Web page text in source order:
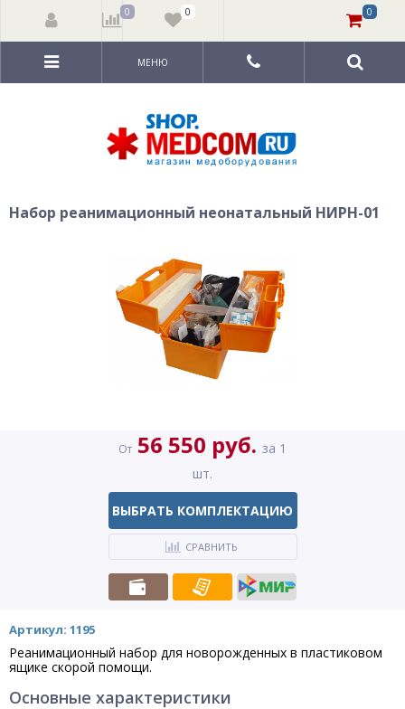
МЕНЮ
Набор реанимационный неонатальный НИРН-01
Артикул: 1195
Реанимационный набор для новорожденных в пластиковом
ящике скорой помощи.
От 56 550 руб. за 1
шт.
ВЫБРАТЬ КОМПЛЕКТАЦИЮ
СРАВНИТЬ
Основные характеристики
0 0 0